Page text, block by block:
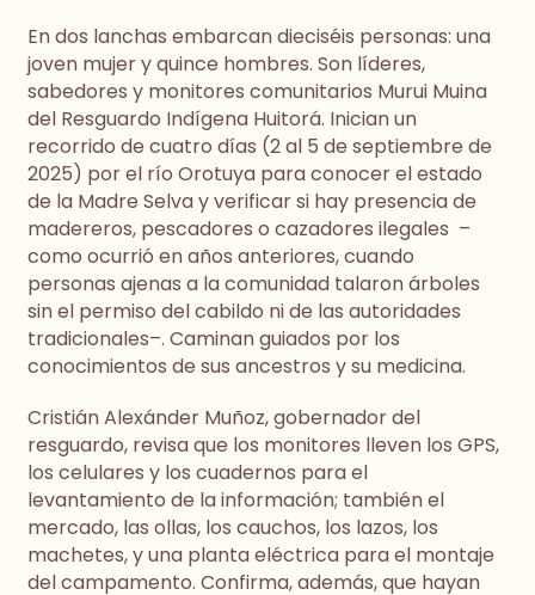
En dos lanchas embarcan dieciséis personas: una
joven mujer y quince hombres. Son líderes,
sabedores y monitores comunitarios Murui Muina
del Resguardo Indígena Huitorá. Inician un
recorrido de cuatro días (2 al 5 de septiembre de
2025) por el río Orotuya para conocer el estado
de la Madre Selva y verificar si hay presencia de
madereros, pescadores o cazadores ilegales –
como ocurrió en años anteriores, cuando
personas ajenas a la comunidad talaron árboles
sin el permiso del cabildo ni de las autoridades
tradicionales–. Caminan guiados por los
conocimientos de sus ancestros y su medicina.
Cristián Alexánder Muñoz, gobernador del
resguardo, revisa que los monitores lleven los GPS,
los celulares y los cuadernos para el
levantamiento de la información; también el
mercado, las ollas, los cauchos, los lazos, los
machetes, y una planta eléctrica para el montaje
del campamento. Confirma, además, que hayan